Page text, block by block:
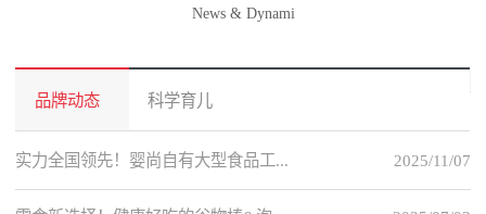
News & Dynami
品牌动态 科学育儿
2025/11/07
实力全国领先！婴尚自有大型食品工...